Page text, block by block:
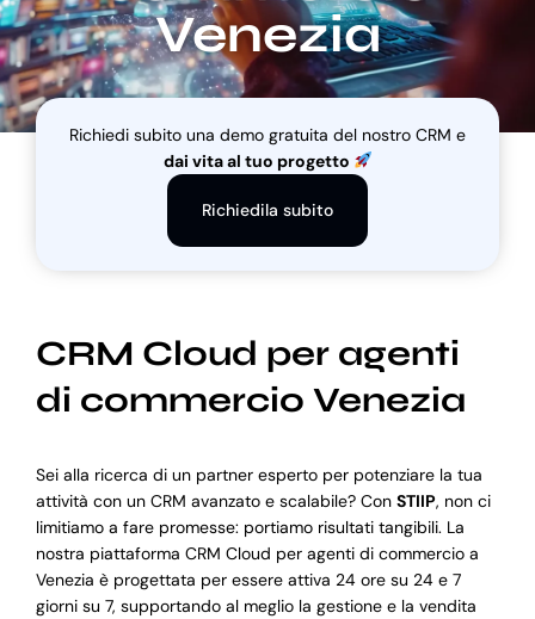
Blog
Venezia
Richiedi subito una demo gratuita del nostro CRM e
dai vita al tuo progetto
Richiedila subito
CRM Cloud per agenti
di commercio Venezia
Sei alla ricerca di un partner esperto per potenziare la tua
attività con un CRM avanzato e scalabile? Con STIIP, non ci
limitiamo a fare promesse: portiamo risultati tangibili. La
nostra piattaforma CRM Cloud per agenti di commercio a
Venezia è progettata per essere attiva 24 ore su 24 e 7
giorni su 7, supportando al meglio la gestione e la vendita